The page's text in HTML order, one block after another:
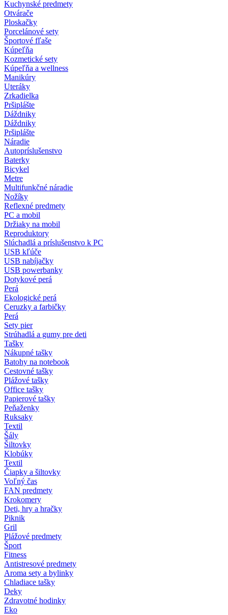
Kuchynské predmety
Otvárače
Ploskačky
Porcelánové sety
Športové fľaše
Kúpeľňa
Kozmetické sety
Kúpeľňa a wellness
Manikúry
Uteráky
Zrkadielka
Pršiplášte
Dáždniky
Dáždniky
Pršiplášte
Náradie
Autopríslušenstvo
Baterky
Bicykel
Metre
Multifunkčné náradie
Nožíky
Reflexné predmety
PC a mobil
Držiaky na mobil
Reproduktory
Slúchadlá a príslušenstvo k PC
USB kľúče
USB nabíjačky
USB powerbanky
Dotykové perá
Perá
Ekologické perá
Ceruzky a farbičky
Perá
Sety pier
Strúhadlá a gumy pre deti
Tašky
Nákupné tašky
Batohy na notebook
Cestovné tašky
Plážové tašky
Office tašky
Papierové tašky
Peňaženky
Ruksaky
Textil
Šály
Šiltovky
Klobúky
Textil
Čiapky a šiltovky
Voľný čas
FAN predmety
Krokomery
Deti, hry a hračky
Piknik
Gril
Plážové predmety
Šport
Fitness
Antistresové predmety
Aroma sety a bylinky
Chladiace tašky
Deky
Zdravotné hodinky
Eko